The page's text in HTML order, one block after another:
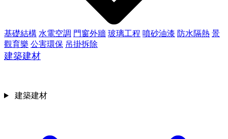
基礎結構 水電空調 門窗外牆 玻璃工程 噴砂油漆 防水隔熱 景
觀育樂 公害環保 吊掛拆除
建築建材
建築建材